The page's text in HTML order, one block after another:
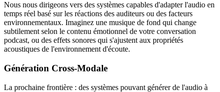
Nous nous dirigeons vers des systèmes capables d'adapter l'audio en
temps réel basé sur les réactions des auditeurs ou des facteurs
environnementaux. Imaginez une musique de fond qui change
subtilement selon le contenu émotionnel de votre conversation
podcast, ou des effets sonores qui s'ajustent aux propriétés
acoustiques de l'environnement d'écoute.
Génération Cross-Modale
La prochaine frontière : des systèmes pouvant générer de l'audio à